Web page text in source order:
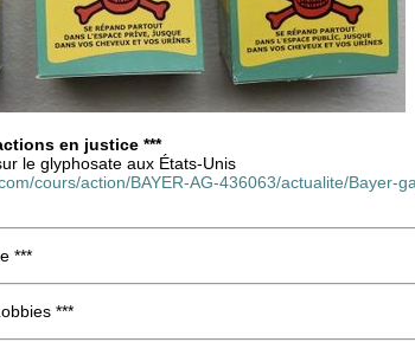
en justice ***
le glyphosate aux États-Unis
cours/action/BAYER-AG-436063/actualite/Bayer-
***
***